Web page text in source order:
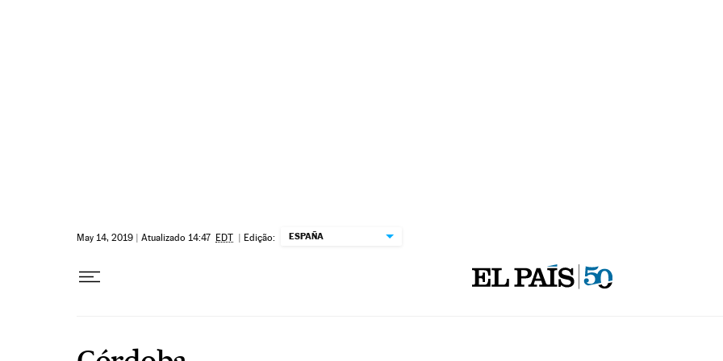
May 14, 2019 | Atualizado 14:47 EDT | Edição: ESPAÑA